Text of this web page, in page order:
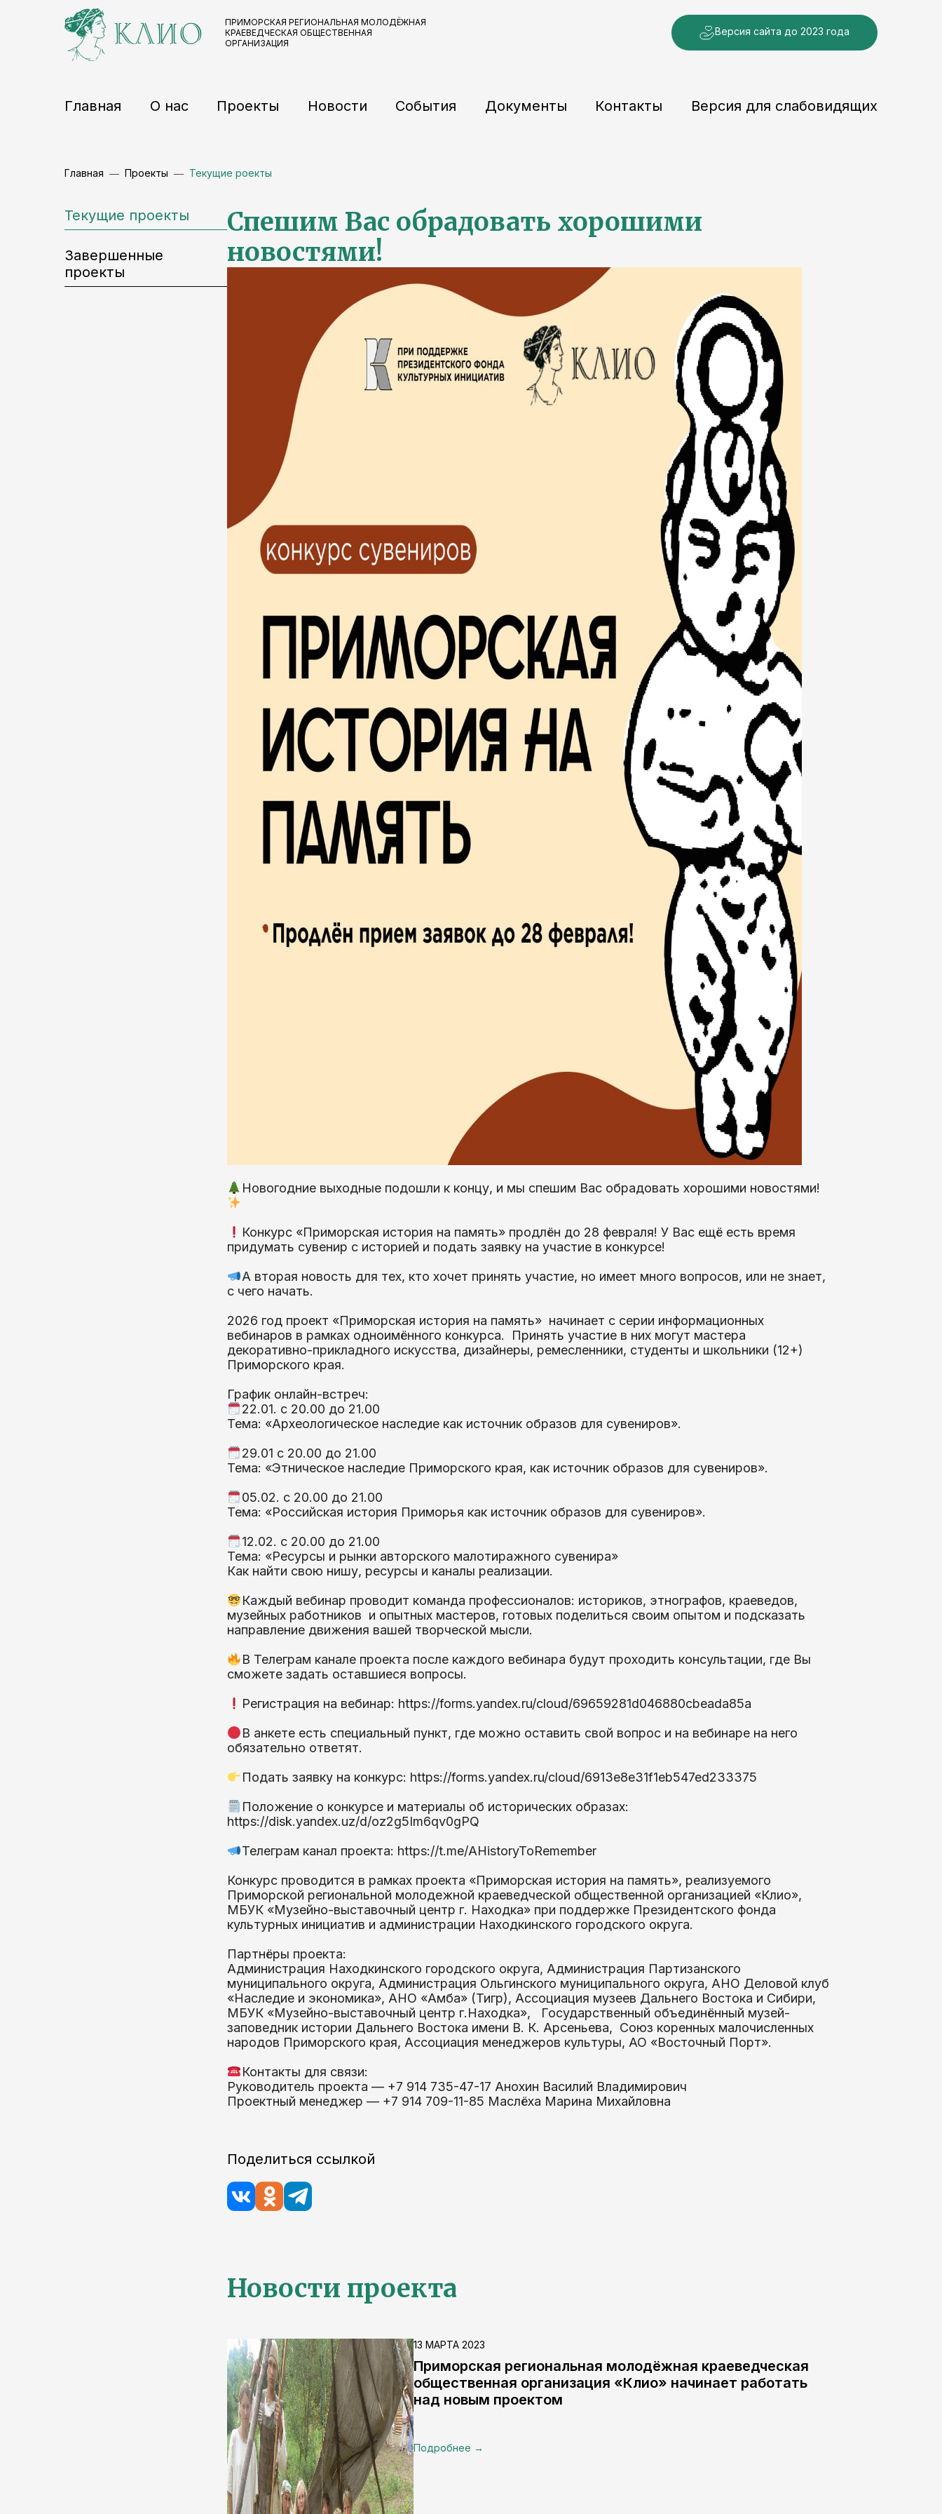
ПРИМОРСКАЯ РЕГИОНАЛЬНАЯ МОЛОДЁЖНАЯ
КРАЕВЕДЧЕСКАЯ ОБЩЕСТВЕННАЯ
ОРГАНИЗАЦИЯ
Версия сайта до 2023 года
Главная О нас Проекты Новости События Документы Контакты Версия для слабовидящих
Главная Проекты Текущие роекты
Текущие проекты
Завершенные
проекты
Спешим Вас обрадовать хорошими
новостями!
Новогодние выходные подошли к концу, и мы спешим Вас обрадовать хорошими новостями!
Конкурс «Приморская история на память» продлён до 28 февраля! У Вас ещё есть время
придумать сувенир с историей и подать заявку на участие в конкурсе!
А вторая новость для тех, кто хочет принять участие, но имеет много вопросов, или не знает,
с чего начать.
2026 год проект «Приморская история на память» начинает с серии информационных
вебинаров в рамках одноимённого конкурса. Принять участие в них могут мастера
декоративно-прикладного искусства, дизайнеры, ремесленники, студенты и школьники (12+)
Приморского края.
График онлайн-встреч:
22.01. с 20.00 до 21.00
Тема: «Археологическое наследие как источник образов для сувениров».
29.01 с 20.00 до 21.00
Тема: «Этническое наследие Приморского края, как источник образов для сувениров».
05.02. с 20.00 до 21.00
Тема: «Российская история Приморья как источник образов для сувениров».
12.02. с 20.00 до 21.00
Тема: «Ресурсы и рынки авторского малотиражного сувенира»
Как найти свою нишу, ресурсы и каналы реализации.
Каждый вебинар проводит команда профессионалов: историков, этнографов, краеведов,
музейных работников и опытных мастеров, готовых поделиться своим опытом и подсказать
направление движения вашей творческой мысли.
В Телеграм канале проекта после каждого вебинара будут проходить консультации, где Вы
сможете задать оставшиеся вопросы.
Регистрация на вебинар: https://forms.yandex.ru/cloud/69659281d046880cbeada85a
В анкете есть специальный пункт, где можно оставить свой вопрос и на вебинаре на него
обязательно ответят.
Подать заявку на конкурс: https://forms.yandex.ru/cloud/6913e8e31f1eb547ed233375
Положение о конкурсе и материалы об исторических образах:
https://disk.yandex.uz/d/oz2g5Im6qv0gPQ
Телеграм канал проекта: https://t.me/AHistoryToRemember
Конкурс проводится в рамках проекта «Приморская история на память», реализуемого
Приморской региональной молодежной краеведческой общественной организацией «Клио»,
МБУК «Музейно-выставочный центр г. Находка» при поддержке Президентского фонда
культурных инициатив и администрации Находкинского городского округа.
Партнёры проекта:
Администрация Находкинского городского округа, Администрация Партизанского
муниципального округа, Администрация Ольгинского муниципального округа, АНО Деловой клуб
«Наследие и экономика», АНО «Амба» (Тигр), Ассоциация музеев Дальнего Востока и Сибири,
МБУК «Музейно-выставочный центр г.Находка», Государственный объединённый музей-
заповедник истории Дальнего Востока имени В. К. Арсеньева, Союз коренных малочисленных
народов Приморского края, Ассоциация менеджеров культуры, АО «Восточный Порт».
Контакты для связи:
Руководитель проекта — +7 914 735-47-17 Анохин Василий Владимирович
Проектный менеджер — +7 914 709-11-85 Маслёха Марина Михайловна
Поделиться ссылкой
Новости проекта
13 МАРТА 2023
Приморская региональная молодёжная краеведческая
общественная организация «Клио» начинает работать
над новым проектом
Подробнее →